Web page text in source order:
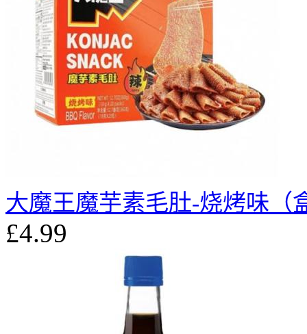
大魔王魔芋素毛肚-烧烤味（
£4.99